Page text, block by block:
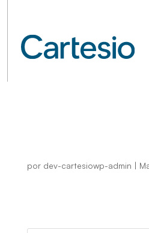
por dev-cartesiowp-admin |